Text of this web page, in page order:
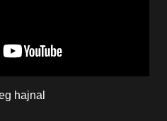
hajnal